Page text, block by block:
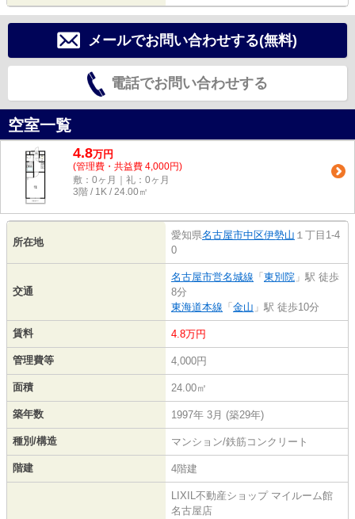
メールでお問い合わせする(無料)
電話でお問い合わせする
空室一覧
4.8万円
(管理費・共益費 4,000円)
敷：0ヶ月｜礼：0ヶ月
3階 / 1K / 24.00㎡
所在地
愛知県名古屋市中区伊勢山 １丁目1-4
0
交通
名古屋市営名城線 「 東別院 」駅 徒歩
8分
東海道本線 「 金山 」駅 徒歩10分
賃料 4.8万円
管理費等 4,000円
面積 24.00㎡
築年数 1997年 3月 (築29年)
種別/構造 マンション/鉄筋コンクリート
階建 4階建
LIXIL不動産ショップ マイルーム館
名古屋店